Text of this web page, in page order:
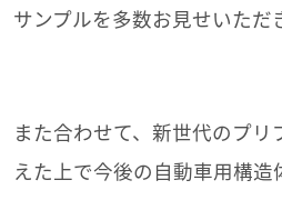
サンプルを多数お見せいただ
また合わせて、新世代のプ
えた上で今後の自動車用構造